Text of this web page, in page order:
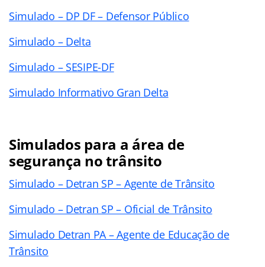
Simulado – DP DF – Defensor Público
Simulado – Delta
Simulado – SESIPE-DF
Simulado Informativo Gran Delta
Simulados para a área de
segurança no trânsito
Simulado – Detran SP – Agente de Trânsito
Simulado – Detran SP – Oficial de Trânsito
Simulado Detran PA – Agente de Educação de
Trânsito